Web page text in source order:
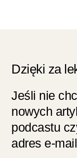
Dzięki za
Jeśli nie
nowych
podcastu
adres e-